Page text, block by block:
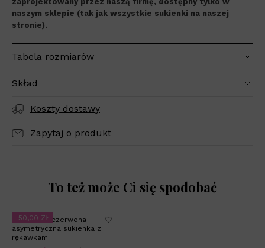
Tabela rozmiarów
Skład
naszym sklepie (tak jak wszystkie sukienki na naszej
stronie).
Koszty dostawy
Zapytaj o produkt
To też może Ci się spodobać
CARMINA - czerwona
asymetryczna sukienka z
rękawkami
-50,00 ZŁ